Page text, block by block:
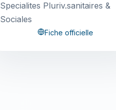
Specialites Pluriv.sanitaires &
Sociales
Fiche officielle